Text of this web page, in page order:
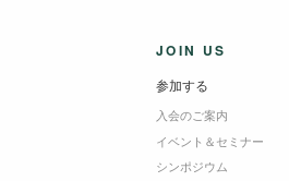
JOIN US
参加する
入会のご案内
イベント＆セミナー
シンポジウム